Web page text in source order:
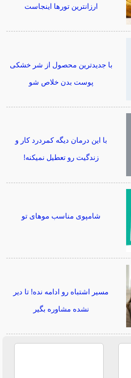
ارزانترین تورها اینجاست
با جدیدترین محصول از شر خشکی
پوست بدن خلاص شو
با این درمان دیگه کمردرد کار و
زندگیت رو تعطیل نمیکنه!
شامپوی مناسب موهای تو
مسیر اشتباه رو ادامه نده! تا دیر
نشده مشاوره بگیر